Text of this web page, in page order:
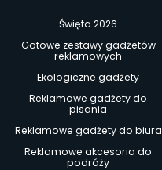
Święta 2026
Gotowe zestawy gadżetów
reklamowych
Ekologiczne gadżety
Reklamowe gadżety do
pisania
Reklamowe gadżety do biura
Reklamowe akcesoria do
podróży